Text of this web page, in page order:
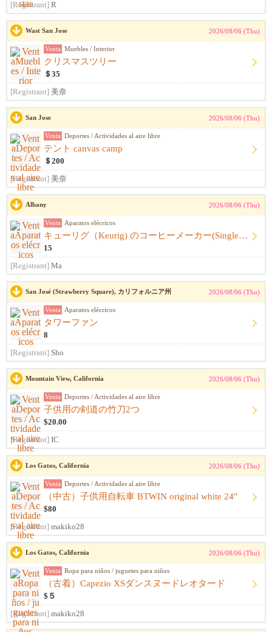
[Registrant] R
Wast San Jose 2026/08/06 (Thu)
Venta Muebles / Interior
クリスマスツリー
＄35
[Registrant] 美奈
San Jose 2026/08/06 (Thu)
Venta Deportes / Actividades al aire libre
テント canvas camp
＄200
[Registrant] 美奈
Albany 2026/08/06 (Thu)
Venta Aparatos elécricos
キューリグ（Keurig) のコーヒーメーカー(Single Serve Coffee) Maker
15
[Registrant] Ma
San José (Strawberry Square), カリフォルニア州 2026/08/06 (Thu)
Venta Aparatos elécricos
タワーファン
8
[Registrant] Sho
Mountain View, California 2026/08/06 (Thu)
Venta Deportes / Actividades al aire libre
子供用の剣道の竹刀2つ
$20.00
[Registrant] IC
Los Gatos, California 2026/08/06 (Thu)
Venta Deportes / Actividades al aire libre
（中古）子供用自転車 BTWIN original white 24"
$80
[Registrant] makiko28
Los Gatos, California 2026/08/06 (Thu)
Venta Ropa para niños / juguetes para niños
（古着）Capezio XSダンスヌードレオタード
$５
[Registrant] makiko28